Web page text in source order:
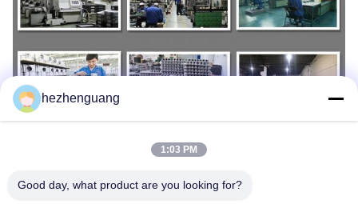
hezhenguang
1:03 PM
Good day, what product are you looking for?